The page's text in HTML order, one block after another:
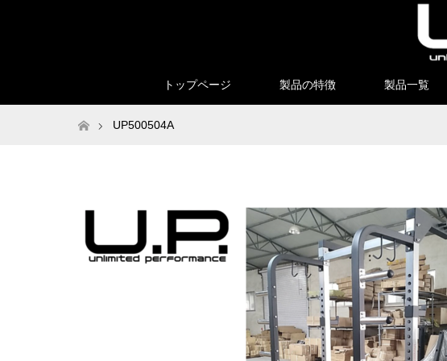
トップページ 製品の特徴 製品一覧
ホームUP500504A